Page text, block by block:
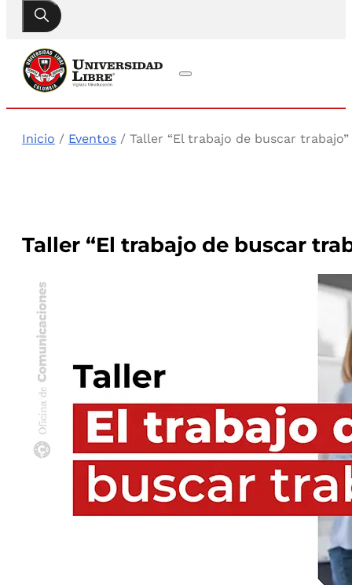
Inicio / Eventos / Taller “El trabajo de buscar trabajo”
Taller “El trabajo de buscar